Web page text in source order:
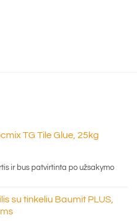
TG Tile Glue, 25kg
ir bus patvirtinta po užsakymo
su tinkeliu Baumit PLUS,